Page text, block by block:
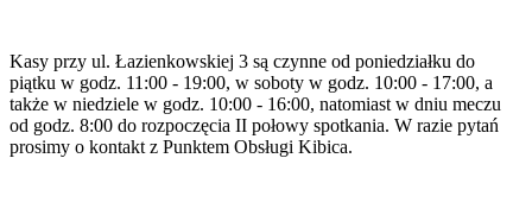
Kasy przy ul. Łazienkowskiej 3 są czynne od poniedziałku do
piątku w godz. 11:00 - 19:00, w soboty w godz. 10:00 - 17:00, a
także w niedziele w godz. 10:00 - 16:00, natomiast w dniu meczu
od godz. 8:00 do rozpoczęcia II połowy spotkania. W razie pytań
prosimy o kontakt z Punktem Obsługi Kibica.